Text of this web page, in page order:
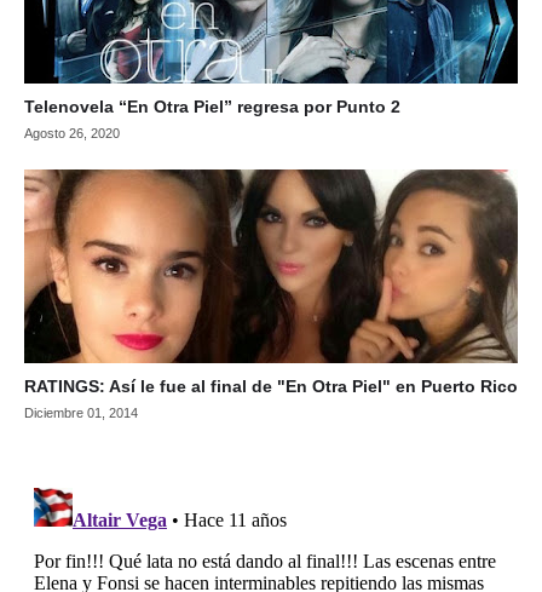
Telenovela “En Otra Piel” regresa por Punto 2
Agosto 26, 2020
RATINGS: Así le fue al final de "En Otra Piel" en Puerto Rico
Diciembre 01, 2014